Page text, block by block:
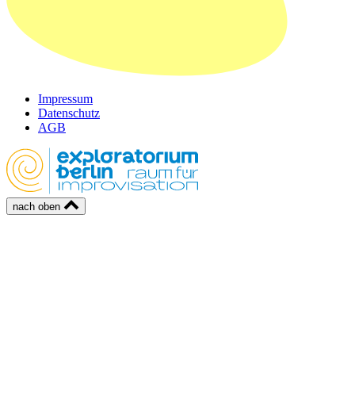
Impressum
Datenschutz
AGB
nach oben